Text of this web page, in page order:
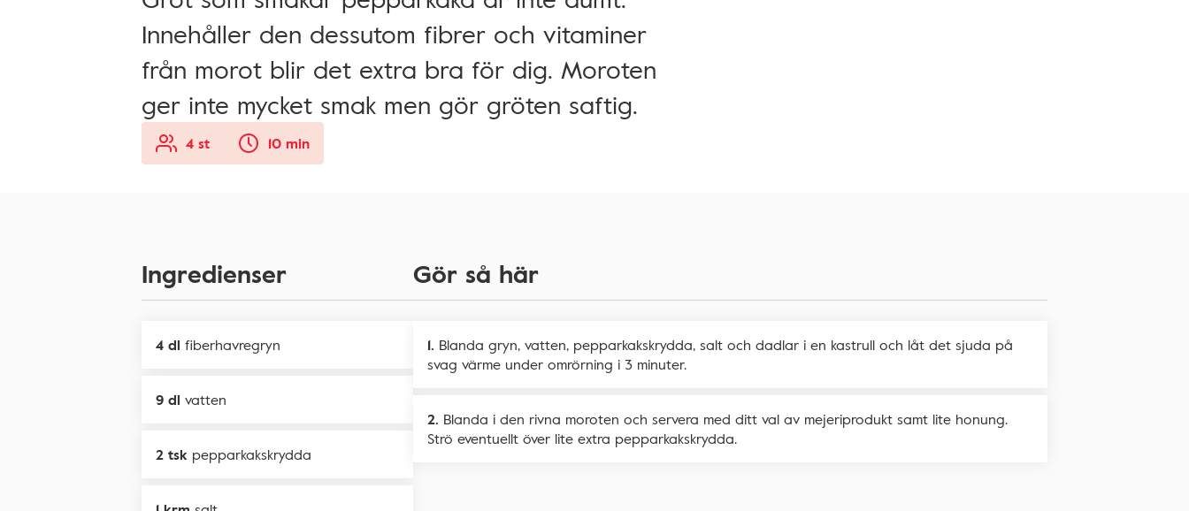
Innehåller den dessutom fibrer och vitaminer
från morot blir det extra bra för dig. Moroten
ger inte mycket smak men gör gröten saftig.
4 st 10 min
Ingredienser
4 dl fiberhavregryn
9 dl vatten
2 tsk pepparkakskrydda
Gör så här
Blanda gryn, vatten, pepparkakskrydda, salt och dadlar i en kastrull och låt det sjuda på
svag värme under omrörning i 3 minuter.
Blanda i den rivna moroten och servera med ditt val av mejeriprodukt samt lite honung.
Strö eventuellt över lite extra pepparkakskrydda.